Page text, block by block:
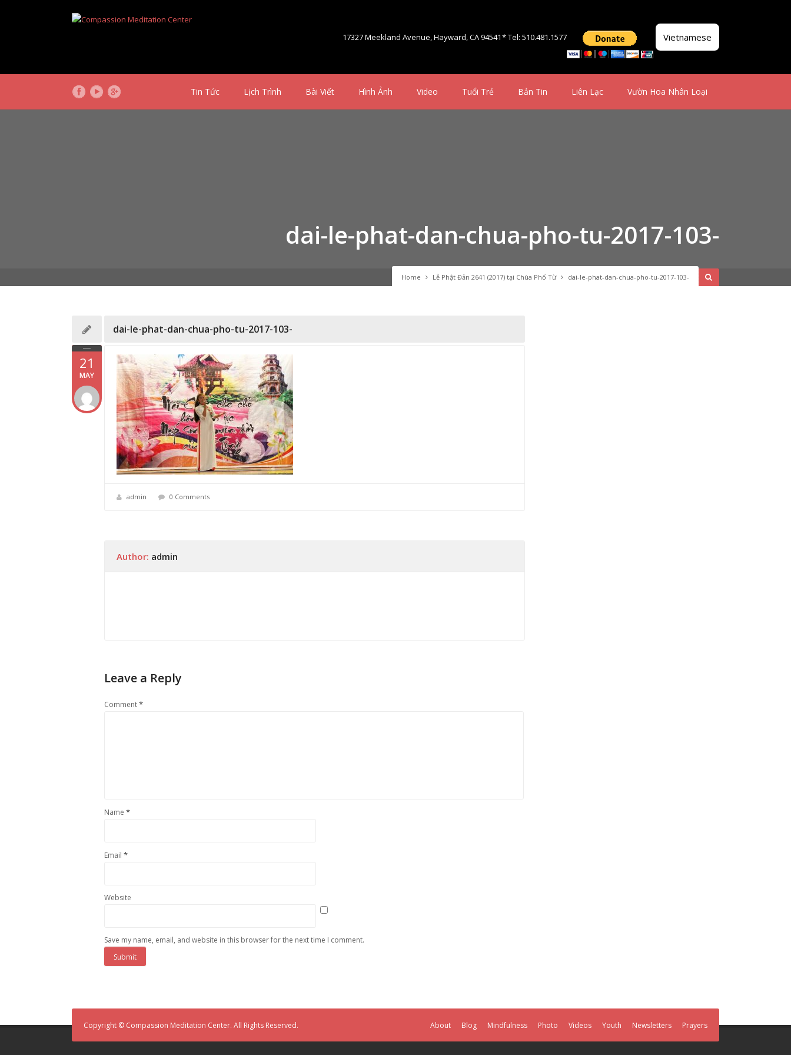
17327 Meekland Avenue, Hayward, CA 94541* Tel: 510.481.1577 Vietnamese
Tin Tức Lịch Trình Bài Viết Hình Ảnh Video Tuổi Trẻ Bản Tin Liên Lạc Vườn Hoa Nhân Loại
Home Lễ Phật Đản 2641 (2017) tại Chùa Phổ Từ dai-le-phat-dan-chua-pho-tu-2017-103-
dai-le-phat-dan-chua-pho-tu-2017-103-
21
MAY
dai-le-phat-dan-chua-pho-tu-2017-103-
admin 0 Comments
Author: admin
Leave a Reply
Comment*
Name *
Email *
Website
Save my name, email, and website in this browser for the next time I comment.
Copyright © Compassion Meditation Center. All Rights Reserved. About Blog Mindfulness Photo Videos Youth Newsletters Prayers